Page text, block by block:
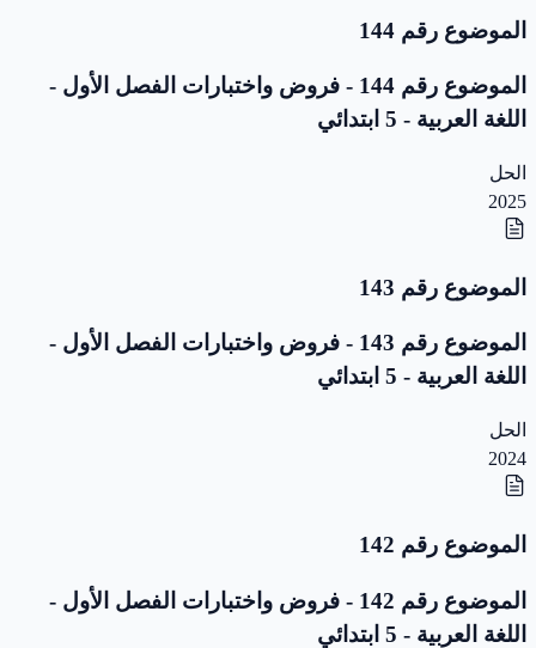
الموضوع رقم 144
الموضوع رقم 144 - فروض واختبارات الفصل الأول -
اللغة العربية - 5 ابتدائي
الحل
2025
الموضوع رقم 143
الموضوع رقم 143 - فروض واختبارات الفصل الأول -
اللغة العربية - 5 ابتدائي
الحل
2024
الموضوع رقم 142
الموضوع رقم 142 - فروض واختبارات الفصل الأول -
اللغة العربية - 5 ابتدائي